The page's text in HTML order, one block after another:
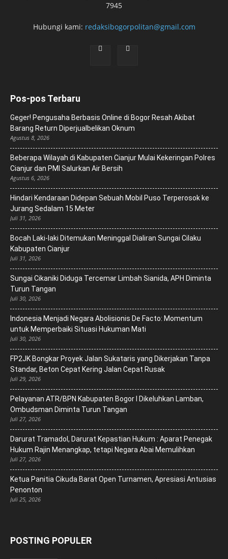
7945
Hubungi kami: redaksibogorpolitan@gmail.com
Pos-pos Terbaru
Geger! Pengusaha Berbasis Online di Bogor Resah Akibat
Barang Return Diperjualbelikan Oknum
Agustus 8, 2026
Beberapa Wilayah di Kabupaten Cianjur Mulai Kekeringan Polres
Cianjur dan PMI Salurkan Air Bersih
Agustus 6, 2026
Hindari Kendaraan Didepan Sebuah Mobil Puso Terperosok ke
Jurang Sedalam 15 Meter
Juli 31, 2026
Bocah Laki-laki Ditemukan Meninggal Dialiran Sungai Cilaku
Kabupaten Cianjur
Juli 31, 2026
Sungai Cikaniki Diduga Tercemar Limbah Sianida, APH Diminta
Turun Tangan
Juli 30, 2026
‎Indonesia Menjadi Negara Abolisionis De Facto: Momentum
untuk Memperbaiki Situasi Hukuman Mati
Juli 30, 2026
FP2JK Bongkar Proyek Jalan Sukataris yang Dikerjakan Tanpa
Standar, Beton Cepat Kering Jalan Cepat Rusak
Juli 29, 2026
Pelayanan ATR/BPN Kabupaten Bogor I Dikeluhkan Lamban,
Ombudsman Diminta Turun Tangan
Juli 27, 2026
Darurat Tramadol, Darurat Kepastian Hukum : Aparat Penegak
Hukum Rajin Menangkap, tetapi Negara Abai Memulihkan
Juli 27, 2026
Ketua Panitia Cikuda Barat Open Turnamen, Apresiasi Antusias
Penonton
Juli 25, 2026
POSTING POPULER